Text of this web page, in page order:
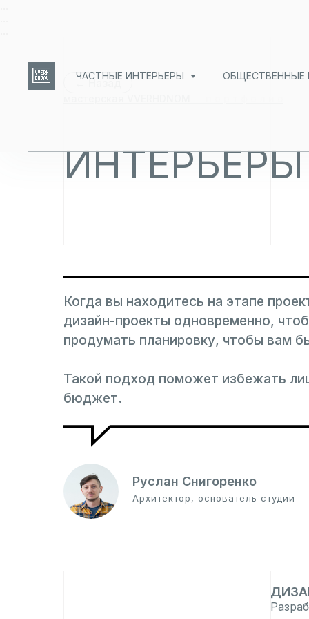
ЧАСТНЫЕ ИНТЕРЬЕРЫ ОБЩЕСТВЕННЫЕ
← Назад
Когда вы находитесь на этапе
дизайн-проекты одновременно,
продумать планировку, чтобы вам
Такой подход поможет избежать
бюджет.
Руслан Снигоренко
Архитектор, основатель студии